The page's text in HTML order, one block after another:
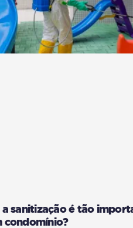
a sanitização é tão
condomínio?